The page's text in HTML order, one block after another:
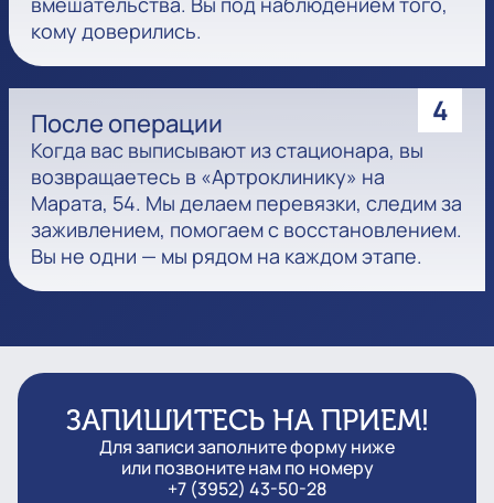
кому доверились.
4
После операции
Когда вас выписывают из стационара, вы
возвращаетесь в «Артроклинику» на
Марата, 54. Мы делаем перевязки, следим за
заживлением, помогаем с восстановлением.
Вы не одни — мы рядом на каждом этапе.
ЗАПИШИТЕСЬ НА ПРИЕМ!
Для записи заполните форму ниже
или позвоните нам по номеру
+7 (3952) 43-50-28